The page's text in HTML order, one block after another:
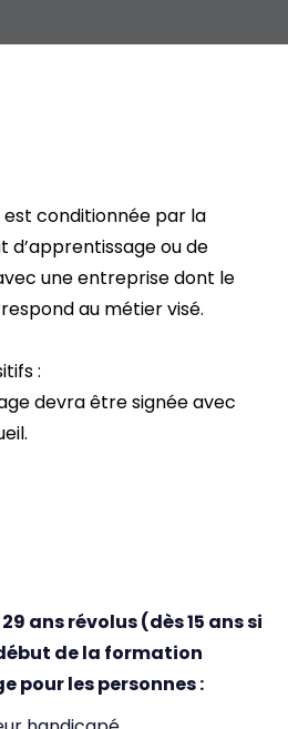
est conditionnée par la
d’apprentissage ou de
une entreprise dont le
au métier visé.
:
devra être signée avec
ans révolus (dès 15 ans si
de la formation
pour les personnes :